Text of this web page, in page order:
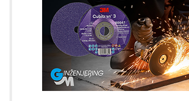
Trajna oznaka kao dugoročna korist
Bezbednost na prvom mestu!
IB BLUMENAUER - više od 40 godina
poverenja u industriji
RMQ-TITAN ADVANCED INDICATOR
– Pametna signalizacija za efikasnije
upravljanje mašinama